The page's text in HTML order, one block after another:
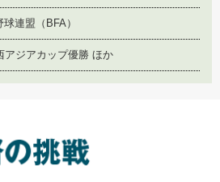
連盟（BFA）
アジアカップ優勝 ほか